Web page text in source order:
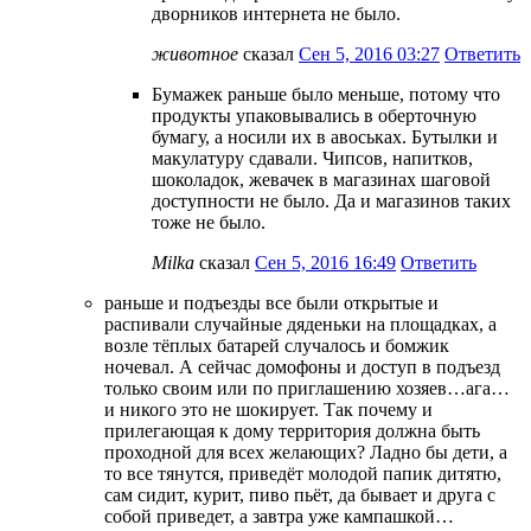
дворников интернета не было.
животное сказал Сен 5, 2016 03:27 Ответить
Бумажек раньше было меньше, потому что
продукты упаковывались в оберточную
бумагу, а носили их в авоськах. Бутылки и
макулатуру сдавали. Чипсов, напитков,
шоколадок, жевачек в магазинах шаговой
доступности не было. Да и магазинов таких
тоже не было.
Milka сказал Сен 5, 2016 16:49 Ответить
раньше и подъезды все были открытые и
распивали случайные дяденьки на площадках, а
возле тёплых батарей случалось и бомжик
ночевал. А сейчас домофоны и доступ в подъезд
только своим или по приглашению хозяев…ага…
и никого это не шокирует. Так почему и
прилегающая к дому территория должна быть
проходной для всех желающих? Ладно бы дети, а
то все тянутся, приведёт молодой папик дитятю,
сам сидит, курит, пиво пьёт, да бывает и друга с
собой приведет, а завтра уже кампашкой…